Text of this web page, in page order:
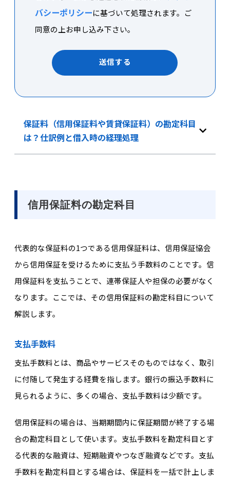
バシーポリシーに基づいて処理されます。ご
同意の上お申し込み下さい。
送信する
保証料（信用保証料や賃貸保証料）の勘定科目
は？仕訳例と借入時の経理処理
信用保証料の勘定科目
代表的な保証料の1つである信用保証料は、信用保証協会
から信用保証を受けるために支払う手数料のことです。信
用保証料を支払うことで、連帯保証人や担保の必要がなく
なります。ここでは、その信用保証料の勘定科目について
解説します。
支払手数料
支払手数料とは、商品やサービスそのものではなく、取引
に付随して発生する経費を指します。銀行の振込手数料に
見られるように、多くの場合、支払手数料は少額です。
信用保証料の場合は、当期期間内に保証期間が終了する場
合の勘定科目として使います。支払手数料を勘定科目とす
る代表的な融資は、短期融資やつなぎ融資などです。支払
手数料を勘定科目とする場合は、保証料を一括で計上しま